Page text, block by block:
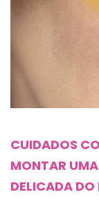
CUIDADOS
MONTAR
DELICADA DO